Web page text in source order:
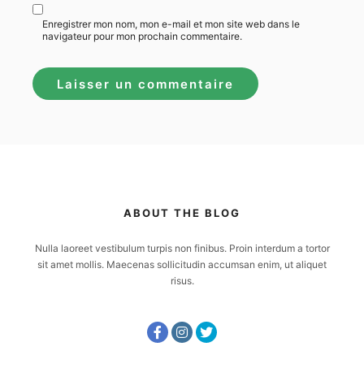
Enregistrer mon nom, mon e-mail et mon site web dans le
navigateur pour mon prochain commentaire.
ABOUT THE BLOG
Nulla laoreet vestibulum turpis non finibus. Proin interdum a tortor
sit amet mollis. Maecenas sollicitudin accumsan enim, ut aliquet
risus.